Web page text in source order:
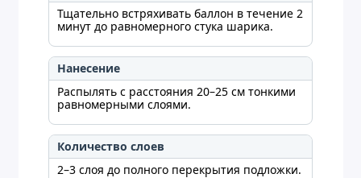
Тщательно встряхивать баллон в течение 2
минут до равномерного стука шарика.
Нанесение
Распылять с расстояния 20–25 см тонкими
равномерными слоями.
Количество слоев
2–3 слоя до полного перекрытия подложки.